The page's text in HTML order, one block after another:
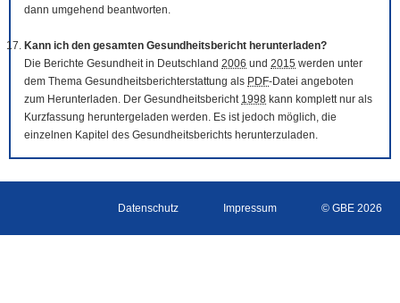
dann umgehend beantworten.
Kann ich den gesamten Gesundheitsbericht herunterladen?
Die Berichte Gesundheit in Deutschland 2006 und 2015 werden unter
dem Thema Gesundheitsberichterstattung als PDF-Datei angeboten
zum Herunterladen. Der Gesundheitsbericht 1998 kann komplett nur als
Kurzfassung heruntergeladen werden. Es ist jedoch möglich, die
einzelnen Kapitel des Gesundheitsberichts herunterzuladen.
Datenschutz Impressum © GBE 2026